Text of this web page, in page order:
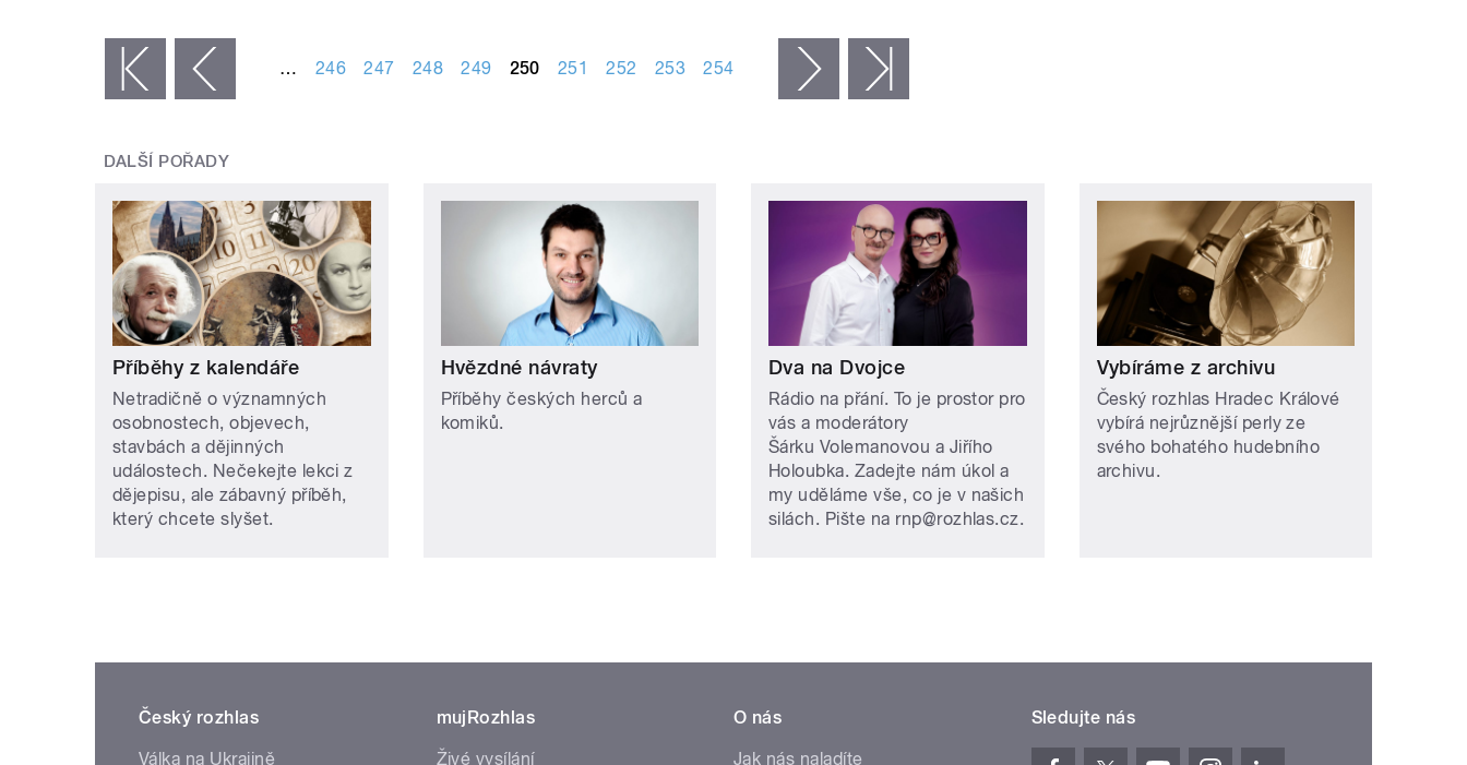
‹ předchozí … 246 247 248 249 250 251 252 253 254 následující ›
DALŠÍ POŘADY
Příběhy z kalendáře
Netradičně o významných
osobnostech, objevech,
stavbách a dějinných
událostech. Nečekejte lekci z
dějepisu, ale zábavný příběh,
který chcete slyšet.
Hvězdné návraty
Příběhy českých herců a
komiků.
Dva na Dvojce
Rádio na přání. To je prostor pro
vás a moderátory
Šárku Volemanovou a Jiřího
Holoubka. Zadejte nám úkol a
my uděláme vše, co je v našich
silách. Pište na rnp@rozhlas.cz.
Vybíráme z archivu
Český rozhlas Hradec Králové
vybírá nejrůznější perly ze
svého bohatého hudebního
archivu.
Český rozhlas
Válka na Ukrajině
mujRozhlas
Živé vysílání
O nás
Jak nás naladíte
Sledujte nás